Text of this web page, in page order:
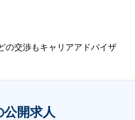
の交渉もキャリアアドバイザ
公開求人